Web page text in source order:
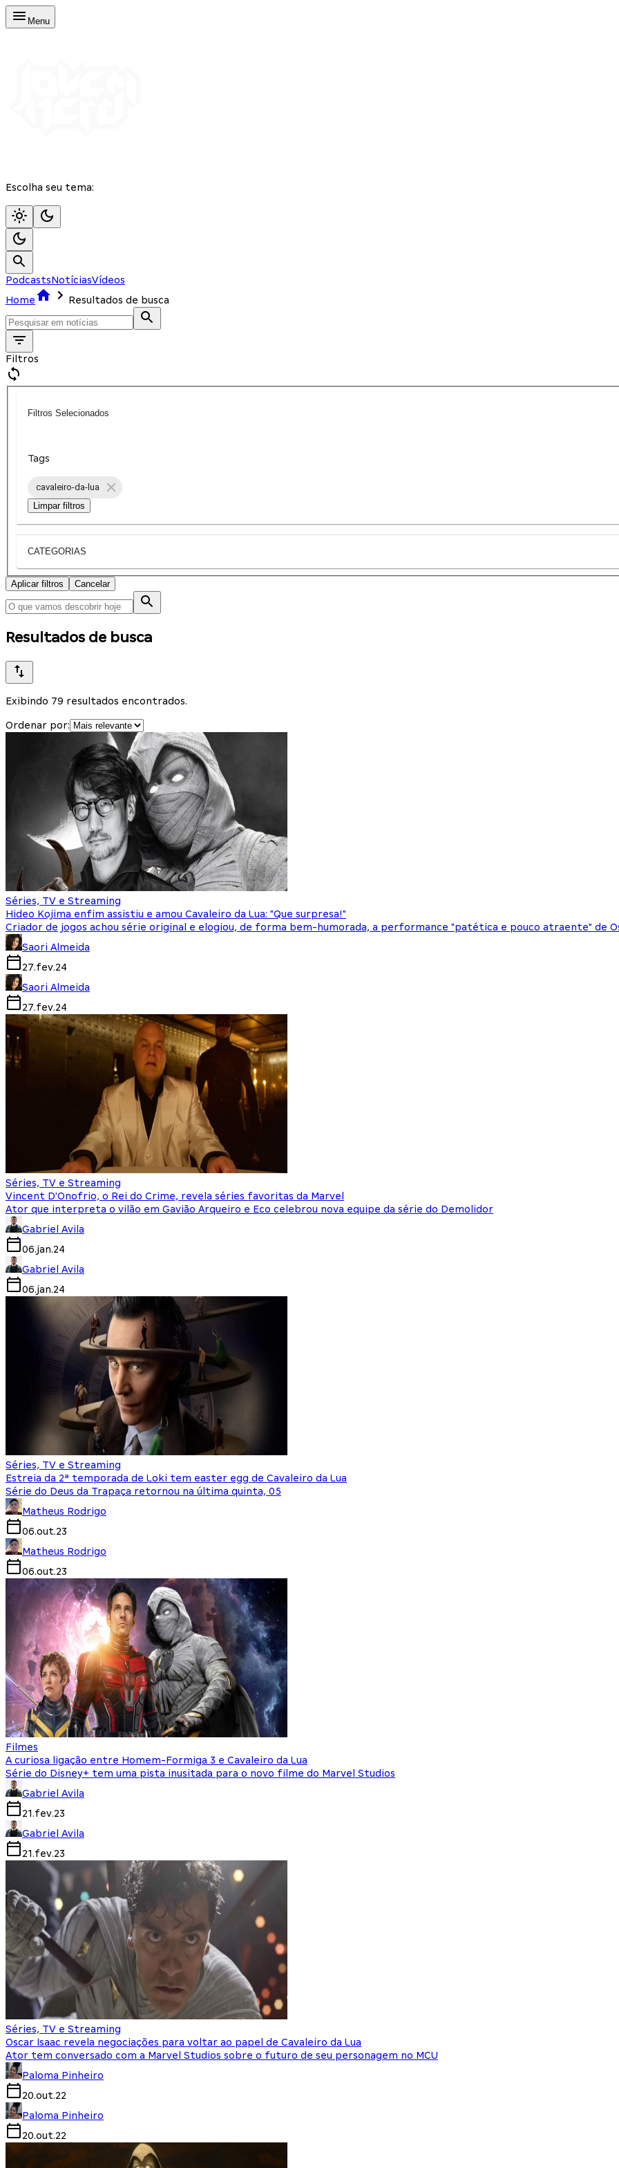
Menu
Escolha seu tema:
PodcastsNotíciasVídeos
Home
Resultados de busca
Filtros
Filtros Selecionados
Tags
cavaleiro-da-lua
Limpar filtros
CATEGORIAS
Aplicar filtros Cancelar
Resultados de busca
Exibindo 79 resultados encontrados.
Ordenar por:
Séries, TV e Streaming
Hideo Kojima enfim assistiu e amou Cavaleiro da Lua: "Que surpresa!"
Criador de jogos achou série original e elogiou, de forma bem-humorada, a performance "patética e pouco atraente" de
Saori Almeida
27.fev.24
Saori Almeida
27.fev.24
Séries, TV e Streaming
Vincent D'Onofrio, o Rei do Crime, revela séries favoritas da Marvel
Ator que interpreta o vilão em Gavião Arqueiro e Eco celebrou nova equipe da série do Demolidor
Gabriel Avila
06.jan.24
Gabriel Avila
06.jan.24
Séries, TV e Streaming
Estreia da 2ª temporada de Loki tem easter egg de Cavaleiro da Lua
Série do Deus da Trapaça retornou na última quinta, 05
Matheus Rodrigo
06.out.23
Matheus Rodrigo
06.out.23
Filmes
A curiosa ligação entre Homem-Formiga 3 e Cavaleiro da Lua
Série do Disney+ tem uma pista inusitada para o novo filme do Marvel Studios
Gabriel Avila
21.fev.23
Gabriel Avila
21.fev.23
Séries, TV e Streaming
Oscar Isaac revela negociações para voltar ao papel de Cavaleiro da Lua
Ator tem conversado com a Marvel Studios sobre o futuro de seu personagem no MCU
Paloma Pinheiro
20.out.22
Paloma Pinheiro
20.out.22